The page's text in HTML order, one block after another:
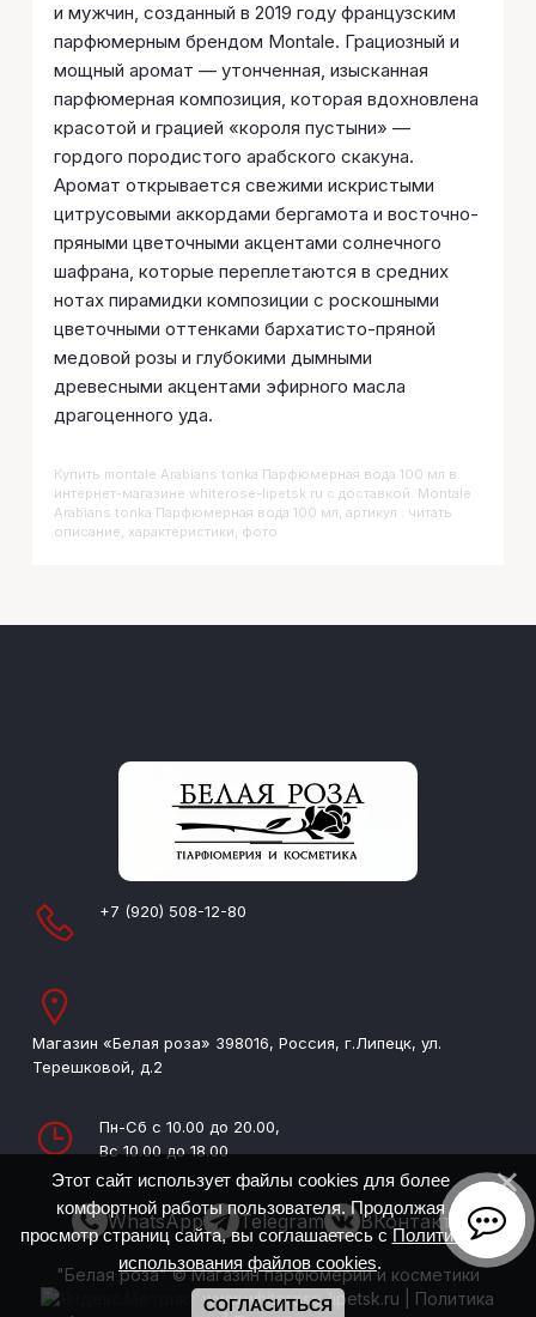
и мужчин, созданный в 2019 году французским
парфюмерным брендом Montale. Грациозный и
мощный аромат — утонченная, изысканная
парфюмерная композиция, которая вдохновлена
красотой и грацией «короля пустыни» —
гордого породистого арабского скакуна.
Аромат открывается свежими искристыми
цитрусовыми аккордами бергамота и восточно-
пряными цветочными акцентами солнечного
шафрана, которые переплетаются в средних
нотах пирамидки композиции с роскошными
цветочными оттенками бархатисто-пряной
медовой розы и глубокими дымными
древесными акцентами эфирного масла
драгоценного уда.
Купить Montale Arabians tonka Парфюмерная вода 100 мл в
интернет-магазине whiterose-lipetsk.ru с доставкой. Montale
Arabians tonka Парфюмерная вода 100 мл, артикул : читать
описание, характеристики, фото
+7 (920) 508-12-80
Магазин «Белая роза» 398016, Россия, г.Липецк, ул.
Терешковой, д.2
Пн-Сб с 10.00 до 20.00,
Вс 10.00 до 18.00
WhatsApp Telegram ВКонтакте
"Белая роза" © Магазин парфюмерии и косметики
www.whiterose-lipetsk.ru
Политика
Этот сайт использует файлы cookies для более
комфортной работы пользователя. Продолжая
просмотр страниц сайта, вы соглашаетесь сПолитикой
использования файлов cookies.
СОГЛАСИТЬСЯ